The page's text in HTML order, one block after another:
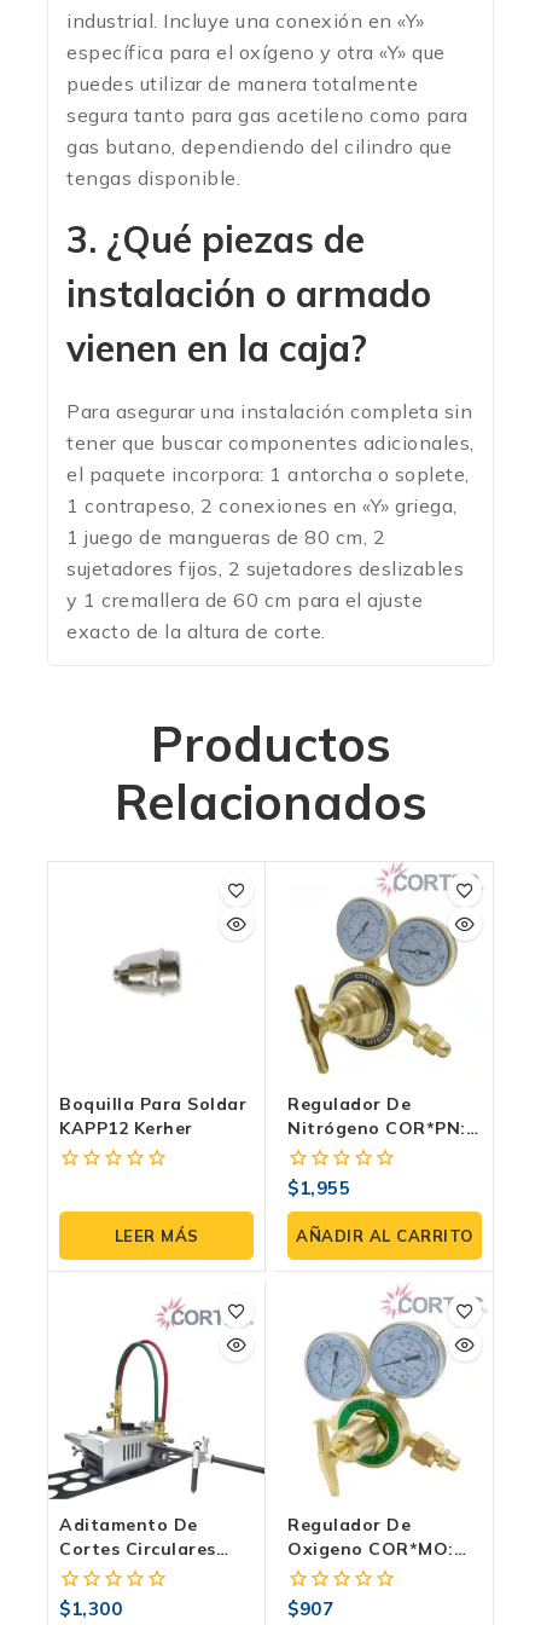
industrial. Incluye una conexión en «Y»
específica para el oxígeno y otra «Y» que
puedes utilizar de manera totalmente
segura tanto para gas acetileno como para
gas butano, dependiendo del cilindro que
tengas disponible.
3. ¿Qué piezas de
instalación o armado
vienen en la caja?
Para asegurar una instalación completa sin
tener que buscar componentes adicionales,
el paquete incorpora: 1 antorcha o soplete,
1 contrapeso, 2 conexiones en «Y» griega,
1 juego de mangueras de 80 cm, 2
sujetadores fijos, 2 sujetadores deslizables
y 1 cremallera de 60 cm para el ajuste
exacto de la altura de corte.
Productos
Relacionados
Boquilla Para Soldar
KAPP12 Kerher
fuera
5
LEER MÁS
Regulador De
Nitrógeno COR*PN:
Precisión Y Potencia
Industrial | Trabajo
Pesado
0
fuera
de
5
$1,955
AÑADIR AL CARRITO
Aditamento De
Cortes Circulares
COR*MC-CCA Para
Máquina De Oxicorte
0
$1,300
Regulador De
Oxigeno COR*MO:
Precisión Y
Seguridad Total En
0
$907